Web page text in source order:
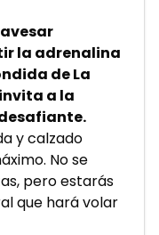
la adrenalina
de La
a la
y calzado
No se
pero estarás
que hará volar